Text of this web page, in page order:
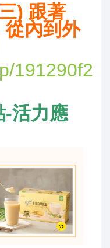
) 跟著
從內到外
191290f2
-活力應